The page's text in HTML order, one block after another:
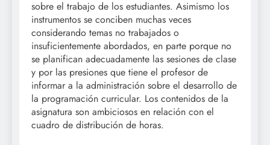
sobre el trabajo de los estudiantes. Asimismo los
instrumentos se conciben muchas veces
considerando temas no trabajados o
insuficientemente abordados, en parte porque no
se planifican adecuadamente las sesiones de clase
y por las presiones que tiene el profesor de
informar a la administración sobre el desarrollo de
la programación curricular. Los contenidos de la
asignatura son ambiciosos en relación con el
cuadro de distribución de horas.